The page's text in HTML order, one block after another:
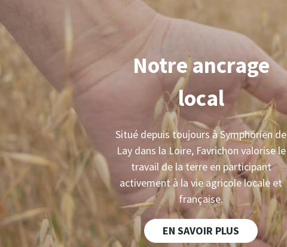
Notre ancrage
local
Situé depuis toujours à Symphorien de
Lay dans la Loire, Favrichon valorise le
travail de la terre en participant
activement à la vie agricole locale et
française.
EN SAVOIR PLUS